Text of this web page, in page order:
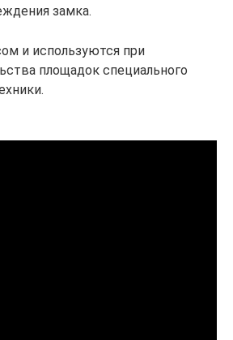
замка.
и используются при
площадок специального